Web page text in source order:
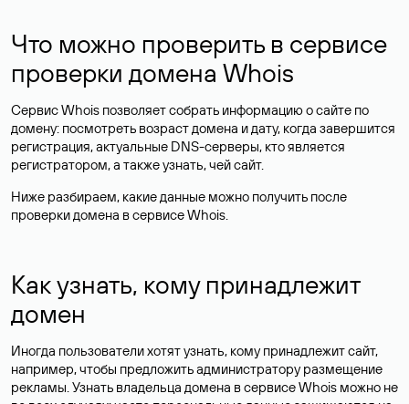
Что можно проверить в сервисе
проверки домена Whois
Сервис Whois позволяет собрать информацию о сайте по
домену: посмотреть возраст домена и дату, когда завершится
регистрация, актуальные DNS-серверы, кто является
регистратором, а также узнать, чей сайт.
Ниже разбираем, какие данные можно получить после
проверки домена в сервисе Whois.
Как узнать, кому принадлежит
домен
Иногда пользователи хотят узнать, кому принадлежит сайт,
например, чтобы предложить администратору размещение
рекламы. Узнать владельца домена в сервисе Whois можно не